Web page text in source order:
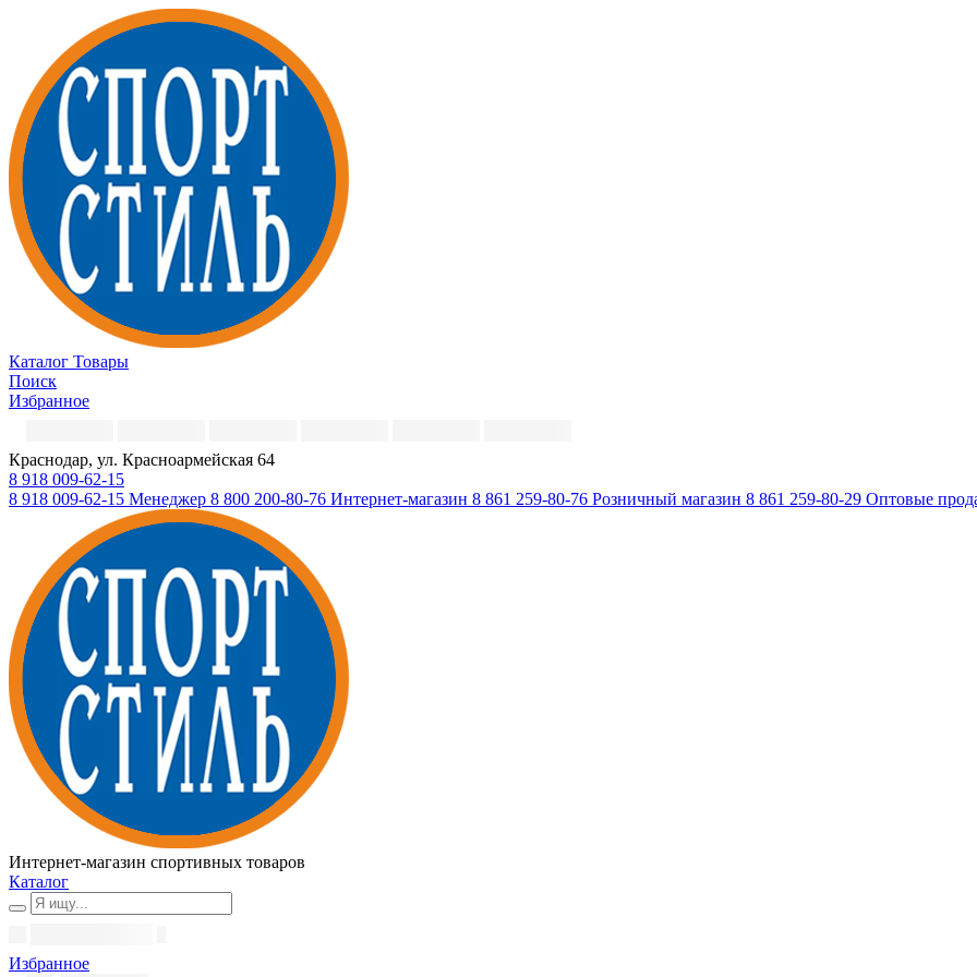
Каталог Товары
Поиск
Избранное
Краснодар, ул. Красноармейская 64
8 918 009-62-15
8 918 009-62-15 Менеджер 8 800 200-80-76 Интернет-магазин 8 861 259-80-76 Розничный магазин 8 861 259-80-29 Оптовые
Интернет-магазин спортивных товаров
Каталог
Избранное